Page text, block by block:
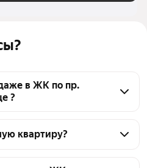
в ЖК по пр.
?
39 квартир 39
квартиру?